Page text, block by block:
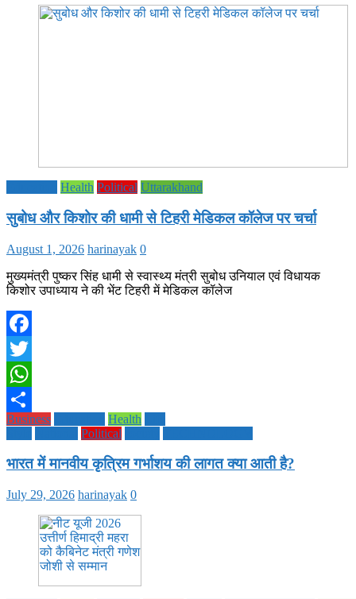
Health Political Uttarakhand
सुबोध और किशोर की धामी से टिहरी मेडिकल कॉलेज पर चर्चा
August 1, 2026 harinayak 0
मुख्यमंत्री पुष्कर सिंह धामी से स्वास्थ्य मंत्री सुबोध उनियाल एवं विधायक
किशोर उपाध्याय ने की भेंट टिहरी में मेडिकल कॉलेज
Facebook
Twitter
WhatsApp
Share
Business Health
Political
भारत में मानवीय कृत्रिम गर्भाशय की लागत क्या आती है?
July 29, 2026 harinayak 0